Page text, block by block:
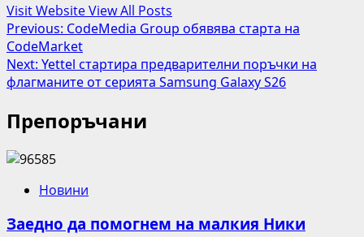
Visit WebsiteView All Posts
Post
navigation
Previous: CodeMedia Group обявява старта на
CodeMarket
Next: Yettel стартира предварителни поръчки на
флагманите от серията Samsung Galaxy S26
Препоръчани
Новини
Заедно да помогнем на малкия Ники